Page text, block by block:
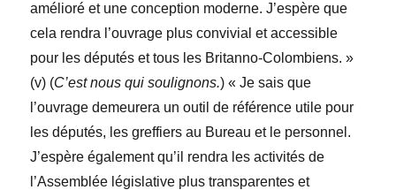
amélioré et une conception moderne. J’espère que
cela rendra l’ouvrage plus convivial et accessible
pour les députés et tous les Britanno-Colombiens. »
(v) (C’est nous qui soulignons.) « Je sais que
l’ouvrage demeurera un outil de référence utile pour
les députés, les greffiers au Bureau et le personnel.
J’espère également qu’il rendra les activités de
l’Assemblée législative plus transparentes et